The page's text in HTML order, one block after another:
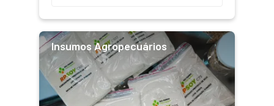
Insumos Agropecuários